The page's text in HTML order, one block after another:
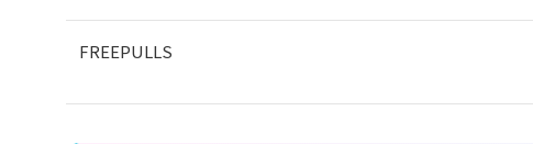
FREEPULLS